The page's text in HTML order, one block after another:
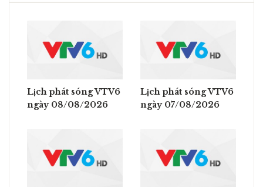
Lịch phát sóng VTV6
ngày 08/08/2026
Lịch phát sóng VTV6
ngày 07/08/2026